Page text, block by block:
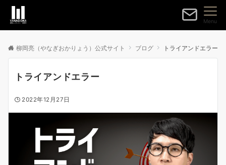
Menu
柳岡亮（やなぎおかりょう）公式サイト ブログ トライアンドエラー
トライアンドエラー
2022年12月27日